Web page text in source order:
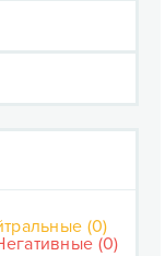
(0)
(0)